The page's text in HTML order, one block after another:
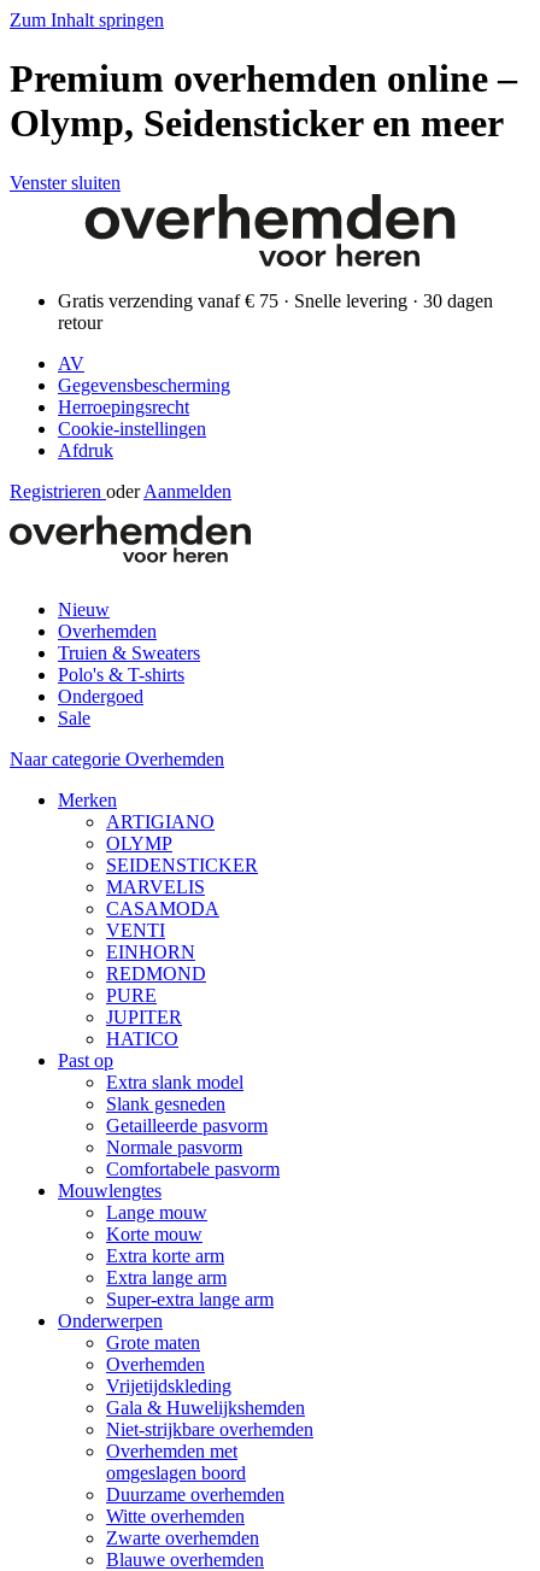
Zum Inhalt springen
Premium overhemden online –
Olymp, Seidensticker en meer
Venster sluiten
Gratis verzending vanaf € 75 · Snelle levering · 30 dagen
retour
AV
Gegevensbescherming
Herroepingsrecht
Cookie-instellingen
Afdruk
Registrieren oder Aanmelden
Nieuw
Overhemden
Truien & Sweaters
Polo's & T-shirts
Ondergoed
Sale
Naar categorie Overhemden
Merken
ARTIGIANO
OLYMP
SEIDENSTICKER
MARVELIS
CASAMODA
VENTI
EINHORN
REDMOND
PURE
JUPITER
HATICO
Past op
Extra slank model
Slank gesneden
Getailleerde pasvorm
Normale pasvorm
Comfortabele pasvorm
Mouwlengtes
Lange mouw
Korte mouw
Extra korte arm
Extra lange arm
Super-extra lange arm
Onderwerpen
Grote maten
Overhemden
Vrijetijdskleding
Gala & Huwelijkshemden
Niet-strijkbare overhemden
Overhemden met
omgeslagen boord
Duurzame overhemden
Witte overhemden
Zwarte overhemden
Blauwe overhemden